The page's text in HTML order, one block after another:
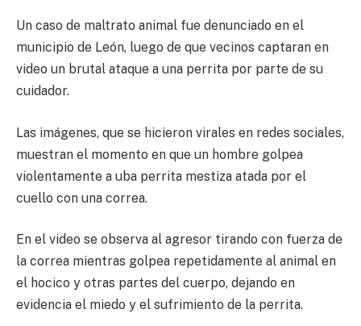
Un caso de maltrato animal fue denunciado en el
municipio de León, luego de que vecinos captaran en
video un brutal ataque a una perrita por parte de su
cuidador.
Las imágenes, que se hicieron virales en redes sociales,
muestran el momento en que un hombre golpea
violentamente a uba perrita mestiza atada por el
cuello con una correa.
En el video se observa al agresor tirando con fuerza de
la correa mientras golpea repetidamente al animal en
el hocico y otras partes del cuerpo, dejando en
evidencia el miedo y el sufrimiento de la perrita.